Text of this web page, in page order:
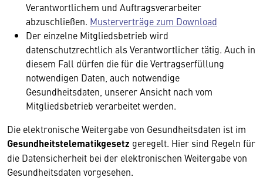
Verantwortlichem und Auftragsverarbeiter
abzuschließen. Musterverträge zum Download
Der einzelne Mitgliedsbetrieb wird
datenschutzrechtlich als Verantwortlicher tätig. Auch in
diesem Fall dürfen die für die Vertragserfüllung
notwendigen Daten, auch notwendige
Gesundheitsdaten, unserer Ansicht nach vom
Mitgliedsbetrieb verarbeitet werden.
Die elektronische Weitergabe von Gesundheitsdaten ist im
Gesundheitstelematikgesetz geregelt. Hier sind Regeln für
die Datensicherheit bei der elektronischen Weitergabe von
Gesundheitsdaten vorgesehen.